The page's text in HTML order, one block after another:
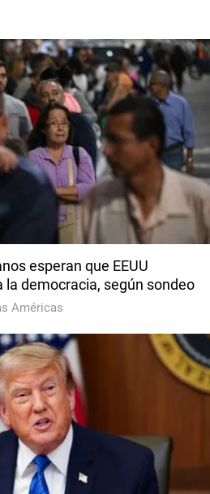
esperan que EEUU
la democracia, según sondeo
Américas